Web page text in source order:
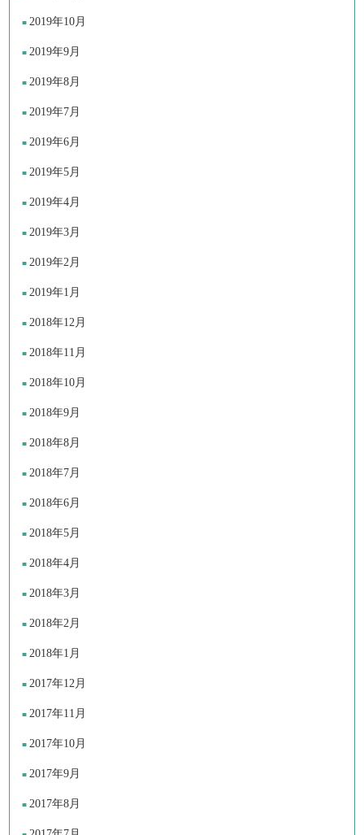
2019年10月
2019年9月
2019年8月
2019年7月
2019年6月
2019年5月
2019年4月
2019年3月
2019年2月
2019年1月
2018年12月
2018年11月
2018年10月
2018年9月
2018年8月
2018年7月
2018年6月
2018年5月
2018年4月
2018年3月
2018年2月
2018年1月
2017年12月
2017年11月
2017年10月
2017年9月
2017年8月